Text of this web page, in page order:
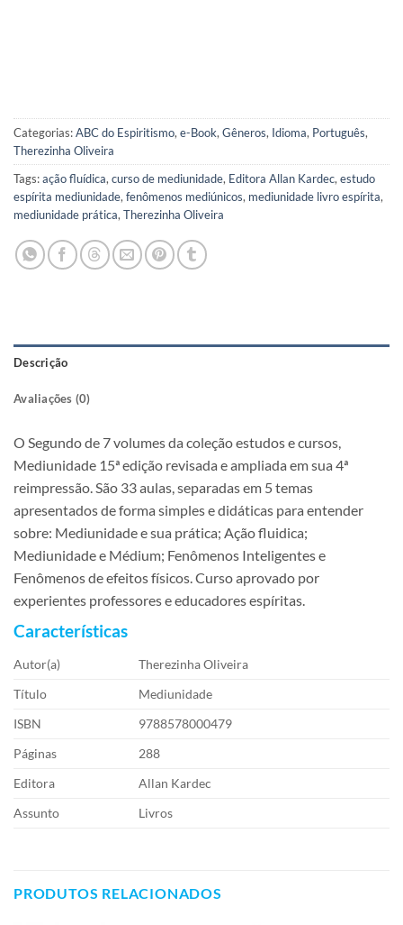
Categorias:ABC do Espiritismo,e-Book,Gêneros, Idioma, Português,
Therezinha Oliveira
Tags:ação fluídica,curso de mediunidade, Editora Allan Kardec,estudo
espírita mediunidade,fenômenos mediúnicos, mediunidade livro espírita,
mediunidade prática,Therezinha Oliveira
Descrição
Avaliações (0)
O Segundo de 7 volumes da coleção estudos e cursos,
Mediunidade 15ª edição revisada e ampliada em sua 4ª
reimpressão. São 33 aulas, separadas em 5 temas
apresentados de forma simples e didáticas para entender
sobre: Mediunidade e sua prática; Ação fluidica;
Mediunidade e Médium; Fenômenos Inteligentes e
Fenômenos de efeitos físicos. Curso aprovado por
experientes professores e educadores espíritas.
Características
Autor(a)
Therezinha Oliveira
Título
Mediunidade
ISBN
9788578000479
Páginas
288
Editora
Allan Kardec
Assunto
Livros
PRODUTOS RELACIONADOS